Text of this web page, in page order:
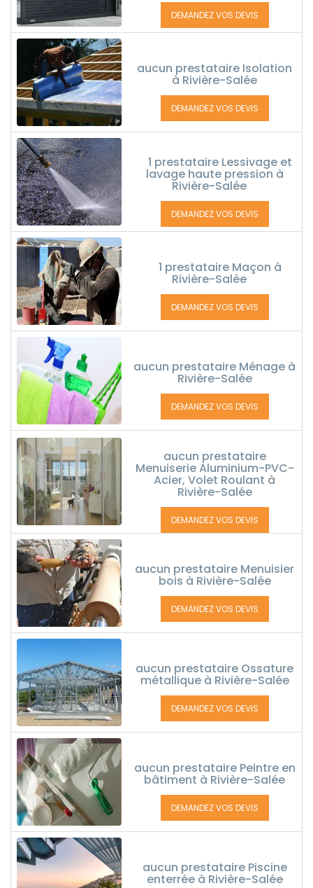
DEMANDEZ VOS DEVIS
aucun prestataire Isolation
à Rivière-Salée
DEMANDEZ VOS DEVIS
1 prestataire Lessivage et
lavage haute pression à
Rivière-Salée
DEMANDEZ VOS DEVIS
1 prestataire Maçon à
Rivière-Salée
DEMANDEZ VOS DEVIS
aucun prestataire Ménage à
Rivière-Salée
DEMANDEZ VOS DEVIS
aucun prestataire
Menuiserie Aluminium-PVC-
Acier, Volet Roulant à
Rivière-Salée
DEMANDEZ VOS DEVIS
aucun prestataire Menuisier
bois à Rivière-Salée
DEMANDEZ VOS DEVIS
aucun prestataire Ossature
métallique à Rivière-Salée
DEMANDEZ VOS DEVIS
aucun prestataire Peintre en
bâtiment à Rivière-Salée
DEMANDEZ VOS DEVIS
aucun prestataire Piscine
enterrée à Rivière-Salée